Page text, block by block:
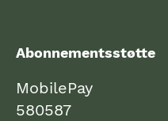
Abonnementsstøtte
MobilePay
580587